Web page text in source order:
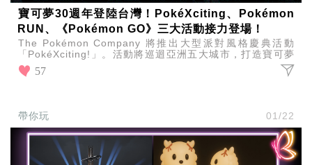
身
菜
單
窈
計
優
惠
寶可夢30週年登陸台灣！PokéXciting、Pokémon
RUN、《Pokémon GO》三大活動接力登場！
The Pokémon Company 將推出大型派對風格慶典活動
「PokéXciting!」。活動將巡迴亞洲五大城市，打造寶可夢
歷來最具規模的慶祝活動之一。
57
帶你玩 01/22